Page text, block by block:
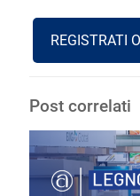
REGISTRATI
Post correlati